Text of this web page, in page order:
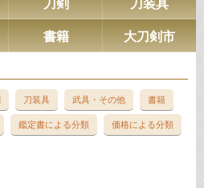
刀剣 刀装具
書籍 大刀剣市
刀装具 武具・その他 書籍
鑑定書による分類 価格による分類